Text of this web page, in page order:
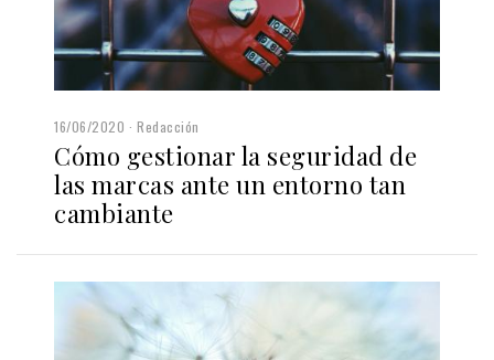
16/06/2020 Redacción
Cómo gestionar la seguridad de
las marcas ante un entorno tan
cambiante